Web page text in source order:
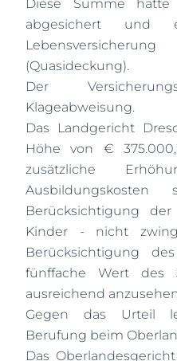
Diese Summe
abgesichert
(Quasideckung).
Der
Klageabweisung.
Das Landgericht
Höhe von €
zusätzliche
Berücksichtigung
Kinder - nicht
Berücksichtigung
fünffache Wert des
ausreichend
Gegen das Urteil
Berufung beim
Das